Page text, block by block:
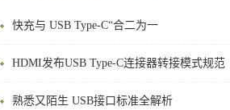
快充与 USB Type-C“合二为一
HDMI发布USB Type-C连接器转接模式规范
熟悉又陌生 USB接口标准全解析